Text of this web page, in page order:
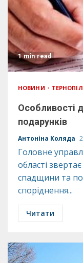
1 min read
НОВИНИ
Особливості
подарунків
Антоніна Коляда
Головне
області
спадщини та
споріднення...
Читати